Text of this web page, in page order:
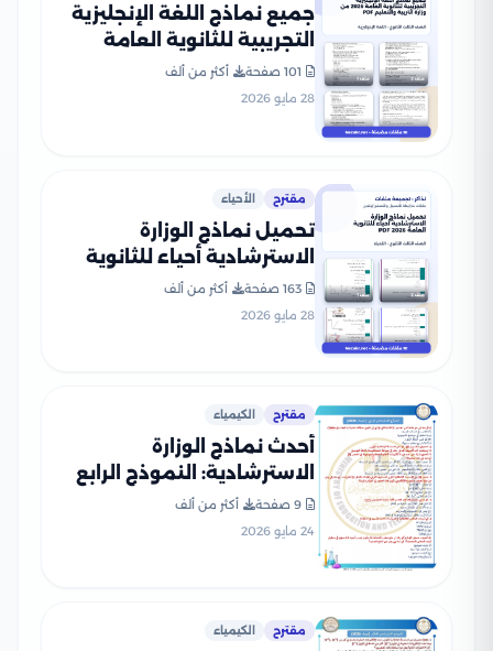
جميع نماذج اللغة الإنجليزية
التجريبية للثانوية العامة
2026 من وزارة التربية
والتعليم PDF
101 صفحة
أكثر من ألف
28 مايو 2026
مقترح الأحياء
تحميل نماذج الوزارة
الاسترشادية أحياء للثانوية
العامة 2026 PDF
163 صفحة
أكثر من ألف
28 مايو 2026
مقترح الكيمياء
أحدث نماذج الوزارة
الاسترشادية: النموذج الرابع
في الكيمياء للثانوية العامة
2026
9 صفحة
أكثر من ألف
24 مايو 2026
مقترح الكيمياء